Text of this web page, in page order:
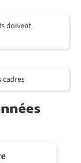
doivent
cadres